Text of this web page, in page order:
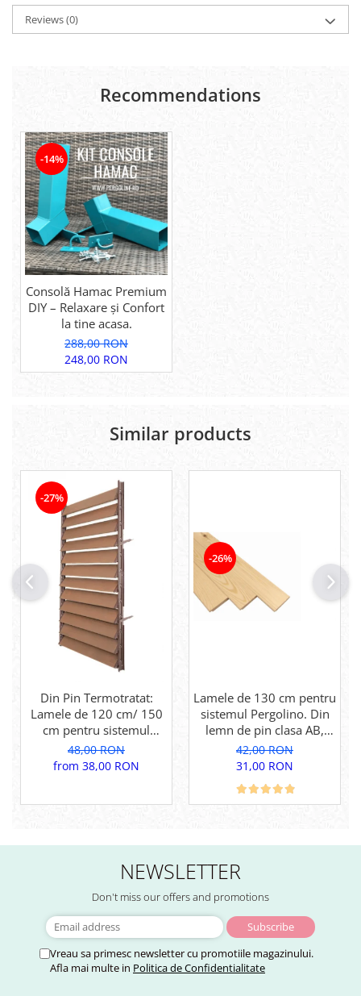
Reviews(0)
Recommendations
-14%
Consolă Hamac Premium
DIY – Relaxare și Confort
la tine acasa.
288,00 RON
248,00 RON
Similar products
-27%
Din Pin Termotratat:
Lamele de 120 cm/ 150
cm pentru sistemul
Pergolino. Din lemn de
pin termotratat pentru
48,00 RON
from 38,00 RON
-26%
Lamele de 130 cm pentru
sistemul Pergolino. Din
lemn de pin clasa AB,
pentru inchidere
perfecta.
42,00 RON
31,00 RON
NEWSLETTER
Don't miss our offers and promotions
Vreau sa primesc newsletter cu promotiile magazinului.
Afla mai multe in Politica de Confidentialitate